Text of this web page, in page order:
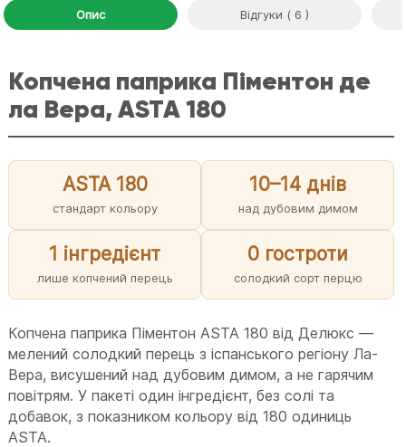
Опис Відгуки ( 6 )
Копчена паприка Піментон де
ла Вера, ASTA 180
ASTA 180
стандарт кольору
10–14 днів
над дубовим димом
1 інгредієнт
лише копчений перець
0 гостроти
солодкий сорт перцю
Копчена паприка Піментон ASTA 180 від Делюкс —
мелений солодкий перець з іспанського регіону Ла-
Вера, висушений над дубовим димом, а не гарячим
повітрям. У пакеті один інгредієнт, без солі та
добавок, з показником кольору від 180 одиниць
ASTA.